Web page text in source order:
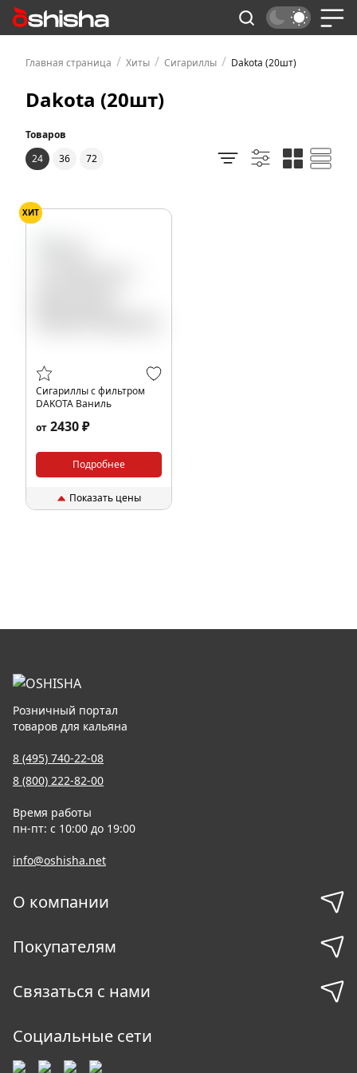
Главная страница / Хиты / Сигариллы / Dakota (20шт)
Dakota (20шт)
Товаров
24
36 72
ХИТ
Сигариллы с фильтром
DAKOTA Ваниль
от 2430 ₽
Подробнее
Показать цены
Розничный портал
товаров для кальяна
8 (495) 740-22-08
8 (800) 222-82-00
Время работы
пн-пт: с 10:00 до 19:00
info@oshisha.net
О компании
Покупателям
Связаться с нами
Социальные сети